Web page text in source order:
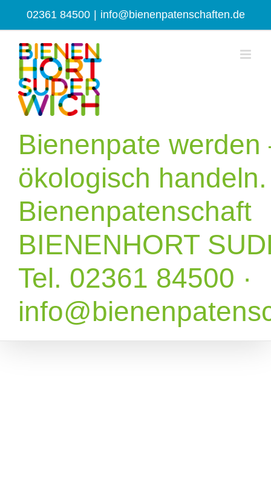
Inhalt
springen
02361 84500 | info@bienenpatenschaften.de
Bienenpate werden
ökologisch handeln.
Bienenpatenschaft
BIENENHORT
Tel. 02361 84500 ·